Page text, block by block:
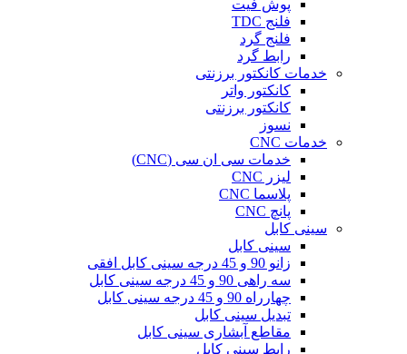
پوش فیت
فلنج TDC
فلنج گرد
رابط گرد
خدمات کانکتور برزنتی
کانکتور واتر
کانکتور برزنتی
نسوز
خدمات CNC
خدمات سی ان سی (CNC)
لیزر CNC
پلاسما CNC
پانچ CNC
سینی کابل
سینی کابل
زانو 90 و 45 درجه سینی کابل افقی
سه راهی 90 و 45 درجه سینی کابل
چهارراه 90 و 45 درجه سینی کابل
تبدیل سینی کابل
مقاطع آبشاری سینی کابل
رابط سینی کابل